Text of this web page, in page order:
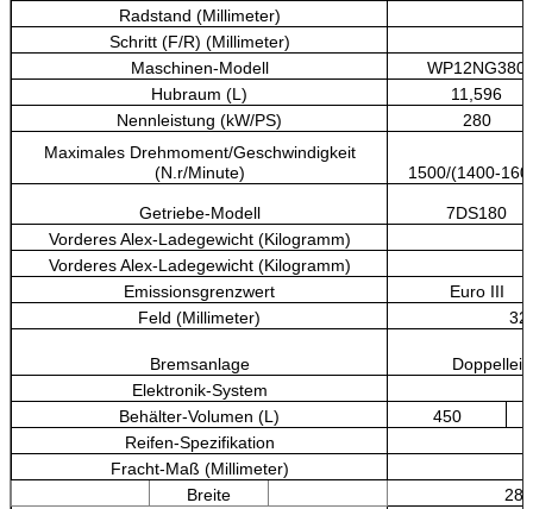
Radstand (Millimeter)
Schritt (F/R) (Millimeter)
Maschinen-Modell
WP12NG380
Hubraum (L)
11,596
Nennleistung (kW/PS)
280
Maximales Drehmoment/Geschwindigkeit
(N.r/Minute)
1500/(1400-
Getriebe-Modell
7DS180
Vorderes Alex-Ladegewicht (Kilogramm)
Vorderes Alex-Ladegewicht (Kilogramm)
Emissionsgrenzwert
Euro III
Feld (Millimeter)
Bremsanlage
Elektronik-System
Behälter-Volumen (L)
450
Reifen-Spezifikation
Fracht-Maß (Millimeter)
Breite